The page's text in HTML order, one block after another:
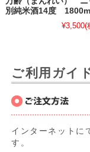
別純米酒14度 1800ml
¥3,500(
ご利用ガイ
インターネットに
す。